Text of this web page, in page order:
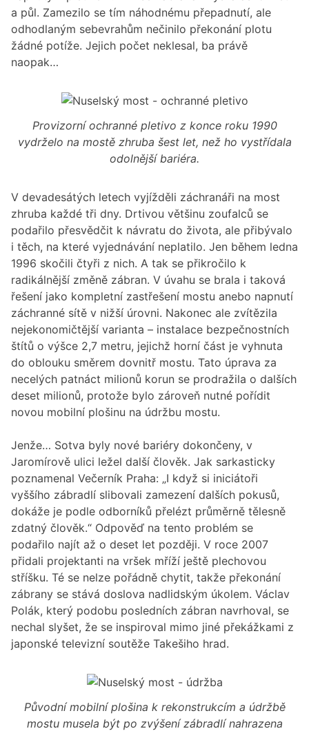
a půl. Zamezilo se tím náhodnému přepadnutí, ale
odhodlaným sebevrahům nečinilo překonání plotu
žádné potíže. Jejich počet neklesal, ba právě
naopak…
Provizorní ochranné pletivo z konce roku 1990
vydrželo na mostě zhruba šest let, než ho vystřídala
odolnější bariéra.
V devadesátých letech vyjížděli záchranáři na most
zhruba každé tři dny. Drtivou většinu zoufalců se
podařilo přesvědčit k návratu do života, ale přibývalo
i těch, na které vyjednávání neplatilo. Jen během ledna
1996 skočili čtyři z nich. A tak se přikročilo k
radikálnější změně zábran. V úvahu se brala i taková
řešení jako kompletní zastřešení mostu anebo napnutí
záchranné sítě v nižší úrovni. Nakonec ale zvítězila
nejekonomičtější varianta – instalace bezpečnostních
štítů o výšce 2,7 metru, jejichž horní část je vyhnuta
do oblouku směrem dovnitř mostu. Tato úprava za
necelých patnáct milionů korun se prodražila o dalších
deset milionů, protože bylo zároveň nutné pořídit
novou mobilní plošinu na údržbu mostu.
Jenže… Sotva byly nové bariéry dokončeny, v
Jaromírově ulici ležel další člověk. Jak sarkasticky
poznamenal Večerník Praha: „I když si iniciátoři
vyššího zábradlí slibovali zamezení dalších pokusů,
dokáže je podle odborníků přelézt průměrně tělesně
zdatný člověk.“ Odpověď na tento problém se
podařilo najít až o deset let později. V roce 2007
přidali projektanti na vršek mříží ještě plechovou
stříšku. Té se nelze pořádně chytit, takže překonání
zábrany se stává doslova nadlidským úkolem. Václav
Polák, který podobu posledních zábran navrhoval, se
nechal slyšet, že se inspiroval mimo jiné překážkami z
japonské televizní soutěže Takešiho hrad.
Původní mobilní plošina k rekonstrukcím a údržbě
mostu musela být po zvýšení zábradlí nahrazena